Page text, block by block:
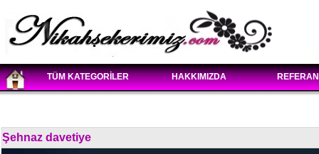
TÜM KATEGORİLER HAKKIMIZDA
Şehnaz davetiye